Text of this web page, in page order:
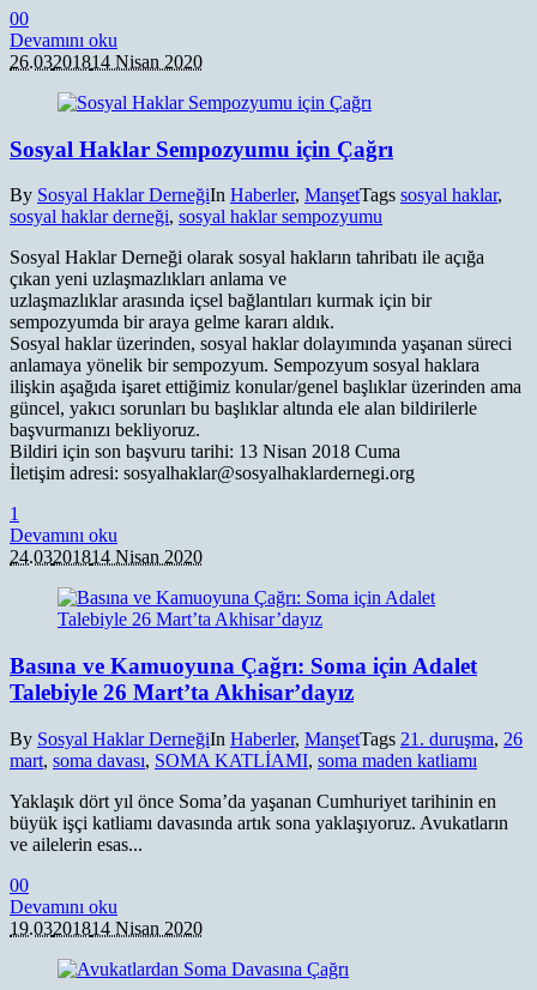
00
Devamını oku
26.03201814 Nisan 2020
Sosyal Haklar Sempozyumu için Çağrı
By Sosyal Haklar DerneğiIn Haberler, ManşetTags sosyal haklar,
sosyal haklar derneği, sosyal haklar sempozyumu
Sosyal Haklar Derneği olarak sosyal hakların tahribatı ile açığa
çıkan yeni uzlaşmazlıkları anlama ve
uzlaşmazlıklar arasında içsel bağlantıları kurmak için bir
sempozyumda bir araya gelme kararı aldık.
Sosyal haklar üzerinden, sosyal haklar dolayımında yaşanan süreci
anlamaya yönelik bir sempozyum. Sempozyum sosyal haklara
ilişkin aşağıda işaret ettiğimiz konular/genel başlıklar üzerinden ama
güncel, yakıcı sorunları bu başlıklar altında ele alan bildirilerle
başvurmanızı bekliyoruz.
Bildiri için son başvuru tarihi: 13 Nisan 2018 Cuma
İletişim adresi: sosyalhaklar@sosyalhaklardernegi.org
1
Devamını oku
24.03201814 Nisan 2020
Basına ve Kamuoyuna Çağrı: Soma için Adalet
Talebiyle 26 Mart’ta Akhisar’dayız
By Sosyal Haklar DerneğiIn Haberler, ManşetTags 21. duruşma, 26
mart, soma davası, SOMA KATLİAMI, soma maden katliamı
Yaklaşık dört yıl önce Soma’da yaşanan Cumhuriyet tarihinin en
büyük işçi katliamı davasında artık sona yaklaşıyoruz. Avukatların
ve ailelerin esas...
00
Devamını oku
19.03201814 Nisan 2020